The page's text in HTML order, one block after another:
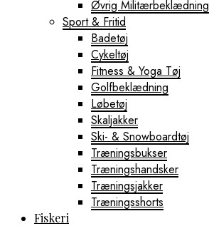
Øvrig Militærbeklædning
Sport & Fritid
Badetøj
Cykeltøj
Fitness & Yoga Tøj
Golfbeklædning
Løbetøj
Skaljakker
Ski- & Snowboardtøj
Træningsbukser
Træningshandsker
Træningsjakker
Træningsshorts
Fiskeri